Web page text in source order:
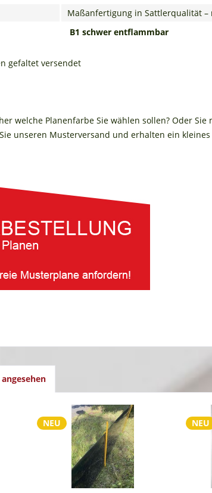
Maßanfertigung in Sattlerqualität –
B1 schwer entflammbar
gefaltet versendet
welche Planenfarbe Sie wählen sollen? Oder
unseren Musterversand und erhalten ein
NEU NEU